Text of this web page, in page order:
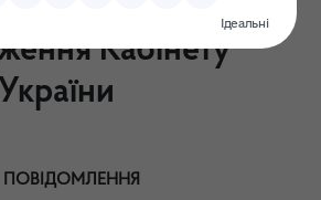
проєкту
Кабінету
ПОВІДОМЛЕННЯ